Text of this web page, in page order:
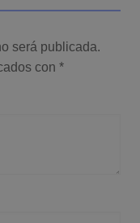
será publicada.
con *